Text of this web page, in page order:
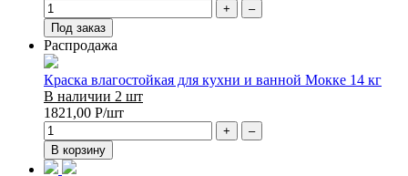
+
–
Под заказ
Распродажа
Краска влагостойкая для кухни и ванной Мокке 14 кг
В наличии 2 шт
1821,00 Р/шт
+
–
В корзину